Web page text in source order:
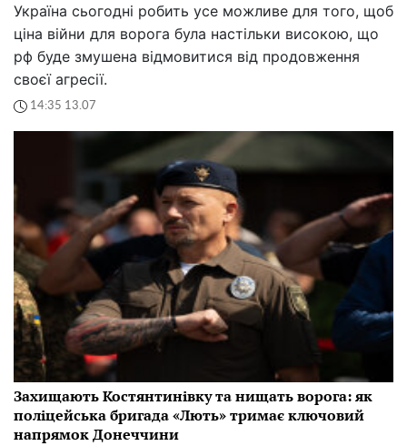
Україна сьогодні робить усе можливе для того, щоб
ціна війни для ворога була настільки високою, що
рф буде змушена відмовитися від продовження
своєї агресії.
14:35 13.07
Захищають Костянтинівку та нищать ворога: як
поліцейська бригада «Лють» тримає ключовий
напрямок Донеччини